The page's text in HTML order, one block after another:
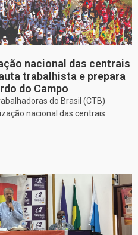
nacional das centrais
trabalhista e prepara
do Campo
do Brasil (CTB)
nacional das centrais